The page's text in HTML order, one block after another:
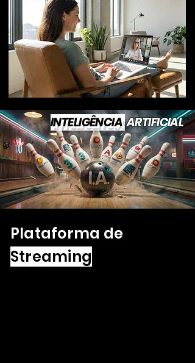
INTELIGÊNCIAARTIFICIAL
Plataforma de
Streaming